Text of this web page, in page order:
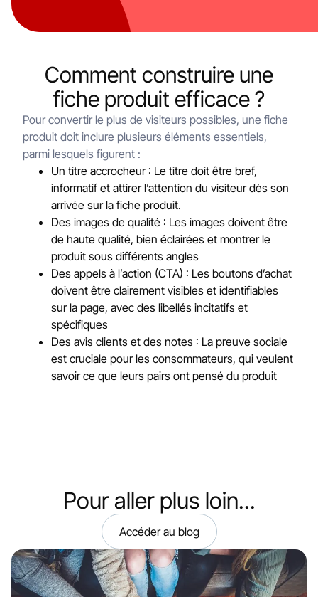
Comment construire une
fiche produit efficace ?
Pour convertir le plus de visiteurs possibles, une fiche
produit doit inclure plusieurs éléments essentiels,
parmi lesquels figurent :
Un titre accrocheur : Le titre doit être bref,
informatif et attirer l’attention du visiteur dès son
arrivée sur la fiche produit.
Des images de qualité : Les images doivent être
de haute qualité, bien éclairées et montrer le
produit sous différents angles
Des appels à l’action (CTA) : Les boutons d’achat
doivent être clairement visibles et identifiables
sur la page, avec des libellés incitatifs et
spécifiques
Des avis clients et des notes : La preuve sociale
est cruciale pour les consommateurs, qui veulent
savoir ce que leurs pairs ont pensé du produit
Pour aller plus loin...
Accéder au blog